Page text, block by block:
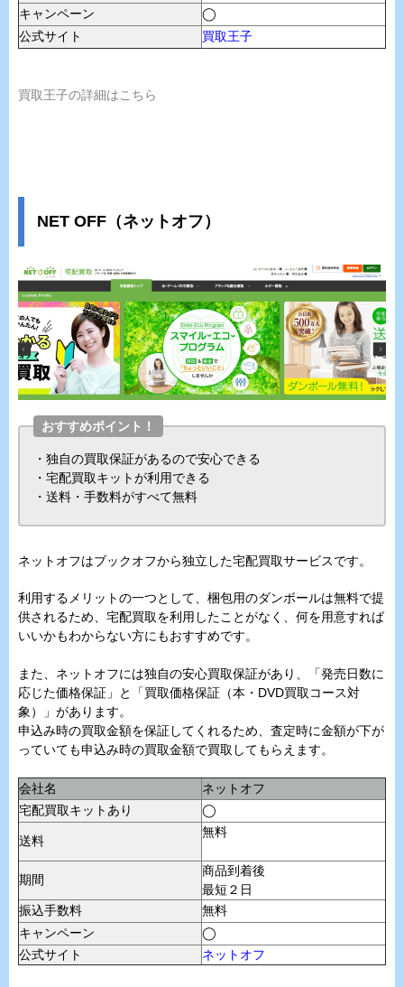
キャンペーン
◯
公式サイト
買取王子
買取王子の詳細はこちら
NET OFF（ネットオフ）
おすすめポイント！
・独自の買取保証があるので安心できる
・宅配買取キットが利用できる
・送料・手数料がすべて無料
ネットオフはブックオフから独立した宅配買取サービスです。
利用するメリットの一つとして、梱包用のダンボールは無料で提
供されるため、宅配買取を利用したことがなく、何を用意すれば
いいかもわからない方にもおすすめです。
また、ネットオフには独自の安心買取保証があり、「発売日数に
応じた価格保証」と「買取価格保証（本・DVD買取コース対
象）」があります。
申込み時の買取金額を保証してくれるため、査定時に金額が下が
っていても申込み時の買取金額で買取してもらえます。
会社名
ネットオフ
宅配買取キットあり
◯
送料
無料
期間
商品到着後
最短２日
振込手数料
無料
キャンペーン
◯
公式サイト
ネットオフ